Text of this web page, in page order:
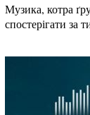
Музика, котра
спостерігати за